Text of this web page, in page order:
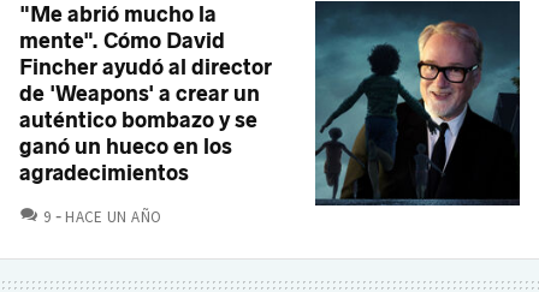
"Me abrió mucho la
mente". Cómo David
Fincher ayudó al director
de 'Weapons' a crear un
auténtico bombazo y se
ganó un hueco en los
agradecimientos
9 COMENTARIOS
HACE UN AÑO